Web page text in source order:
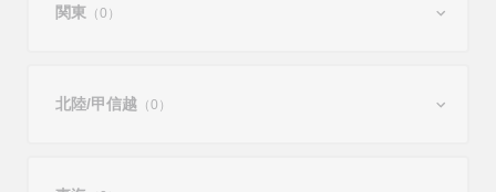
関東 （0）
北陸/甲信越 （0）